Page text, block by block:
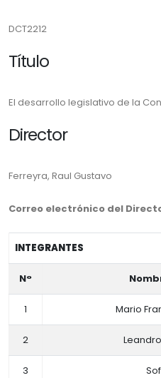
DCT2212
Título
El desarrollo legislativo de la
Director
Ferreyra, Raul Gustavo
Correo electrónico del
INTEGRANTES
N°
1 Mario
2
3